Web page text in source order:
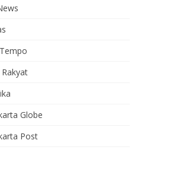
Globe
Post